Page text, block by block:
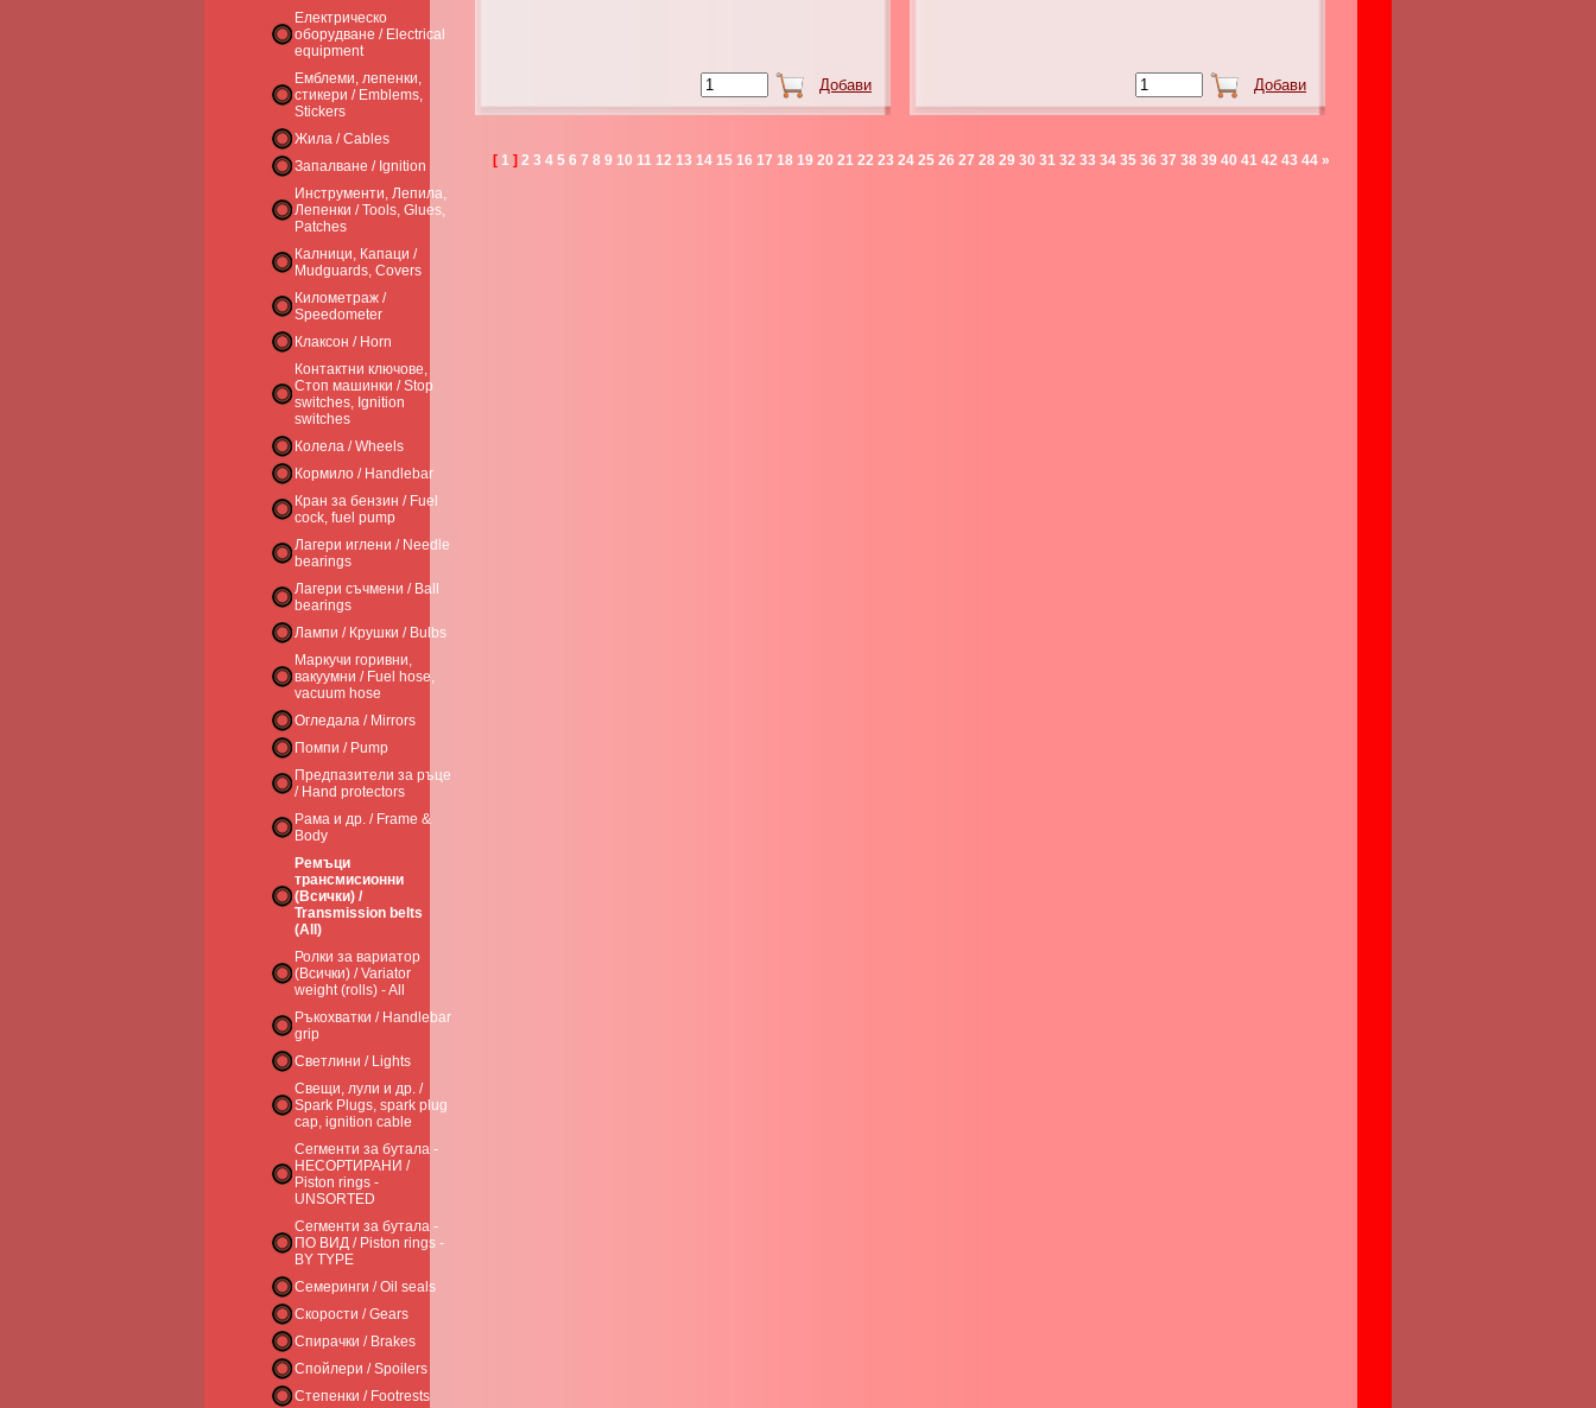
Електрическо
оборудване / Electrical
equipment
Емблеми, лепенки,
стикери / Emblems,
Stickers
Жила / Cables
Запалване / Ignition
Инструменти, Лепила,
Лепенки / Tools, Glues,
Patches
Калници, Капаци /
Mudguards, Covers
Километраж /
Speedometer
Клаксон / Horn
Контактни ключове,
Стоп машинки / Stop
switches, Ignition
switches
Колела / Wheels
Кормило / Handlebar
Кран за бензин / Fuel
cock, fuel pump
Лагери иглени / Needle
bearings
Лагери съчмени / Ball
bearings
Лампи / Крушки / Bulbs
Маркучи горивни,
вакуумни / Fuel hose,
vacuum hose
Огледала / Mirrors
Помпи / Pump
Предпазители за ръце
/ Hand protectors
Рама и др. / Frame &
Body
Ремъци
трансмисионни
(Всички) /
Transmission belts
(All)
Ролки за вариатор
(Всички) / Variator
weight (rolls) - All
Ръкохватки / Handlebar
grip
Светлини / Lights
Свещи, лули и др. /
Spark Plugs, spark plug
cap, ignition cable
Сегменти за бутала -
НЕСОРТИРАНИ /
Piston rings -
UNSORTED
Сегменти за бутала -
ПО ВИД / Piston rings -
BY TYPE
Семеринги / Oil seals
Скорости / Gears
Спирачки / Brakes
Спойлери / Spoilers
Степенки / Footrests
[1 ] 2 3 4 5 6 7 8 9 10 11 12 13 14 15 16 17 18 19 20 21 22 23 24 25 26 27 28 29 30 31 32 33 34 35 36 37 38 39 40 41 42 43 44 »